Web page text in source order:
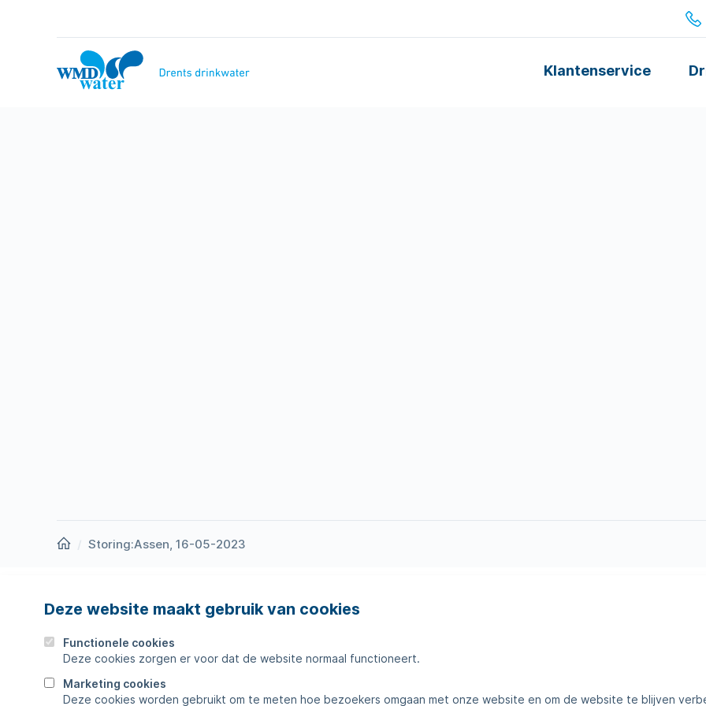
Deze website maakt gebruik van cookies
Functionele cookies
Deze cookies zorgen er voor dat de website normaal functioneert.
Marketing cookies
Deze cookies worden gebruikt om te meten hoe bezoekers omgaan met onze website en om de website te blijven
WMD
Drinkwater
Klantenservice
Homepage
Storing:Assen, 16-05-2023
Nieuws
Werken bij
Zakelijk
Storingen
Veelgestelde vragen